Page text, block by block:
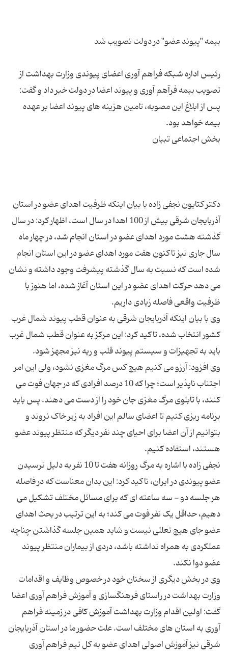
رئیس اداره شبکه فراهم آوری اعضای پیوندی وزارت بهداشت از
تصویب بیمه فرآهم آوری و پیوند اعضا در دولت خبر داد و گفت:
پس از ابلاغ این مصوبه، تامین هزینه های پیوند اعضا بر عهده
دکتر کتایون نجفی زاده با بیان اینکه ظرفیت اهدای عضو در استان
آذربایجان شرقی بیش از 100 اهدا در سال است، اظهار کرد: در سال
گذشته هشت مورد اهدای عضو در استان انجام شد، در چهار ماه
سال جاری نیز تاکنون هفت مورد اهدای عضو در این استان انجام
شده است که نسبت به سال گذشته پیشرفت وجود داشته و نشان
می دهد حرکت اهدای عضو در این استان آغاز شده، اما هنوز با
وی با بیان اینکه آذربایجان شرقی به عنوان قطب پیوند شمال غرب
کشور انتخاب شده، تاکید کرد: این مرکز به عنوان قطب شمال غرب
وی افزود: آرزو می کنیم هیچ کس مرگ مغزی نشود، ولی این امر
اجتناب ناپذیر است؛ چرا که 10 درصد افرادی که در جهان فوت می
کنند، با تابلوی مرگ مغزی جان خود را از دست می دهند. پس باید
برنامه ریزی کنیم تا اعضای سالم این افراد به زیر خاک نروند و
بتوانیم از آن اعضا برای احیای چند نفر دیگر که منتظر پیوند عضو
نجفی زاده با اشاره به مرگ روزانه هفت تا 10 نفر به دلیل نرسیدن
عضو پیوندی در ایران، تاکید کرد: این بدان معناست که در فاصله
هر جلسه دو - سه ساعته ای که برای مسائل مختلف تشکیل می
دهیم، حداقل یک نفر فوت می کند؛ به این ترتیب در بحث اهدای
عضو جای هیچ تعللی نیست و شاید همین جلسه گذاشتن چناچه
عملکردی به همراه نداشته باشد، دردی از بیماران منتظر پیوند
وی در بخش دیگری از سخنان خود در خصوص وظایف و اقدامات
وزارت بهداشت در راستای فرهنگسازی و آموزش فراهم آوری اعضا
گفت: اولین اقدام وزارت بهداشت آموزش کافی در زمینه فراهم
آوری به استان های مختلف است. علت حضور ما در استان آذربایجان
شرقی نیز آموزش اصولی اهدای عضو به کل تیم فراهم آوری